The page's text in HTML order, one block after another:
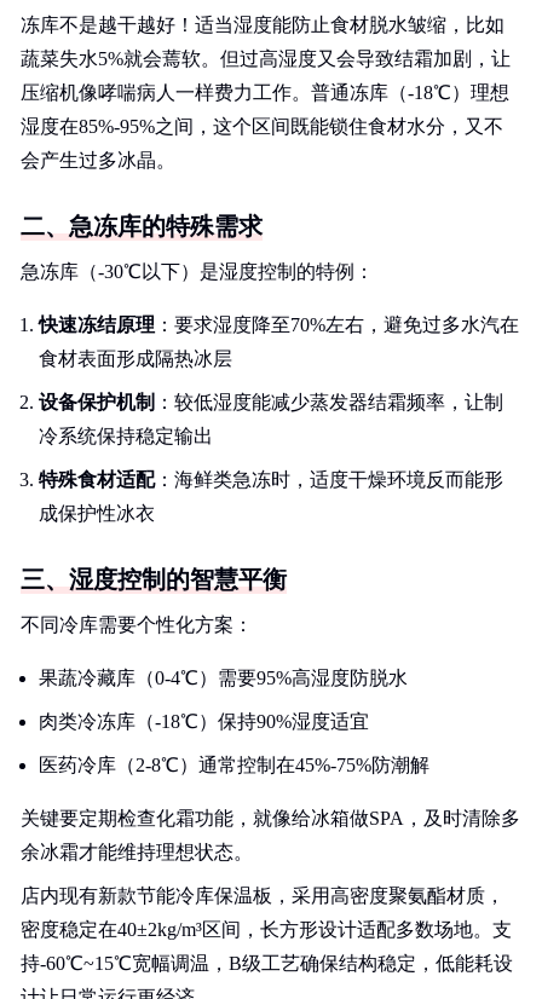
冻库不是越干越好！适当湿度能防止食材脱水皱缩，比如
蔬菜失水5%就会蔫软。但过高湿度又会导致结霜加剧，让
压缩机像哮喘病人一样费力工作。普通冻库（-18℃）理想
湿度在85%-95%之间，这个区间既能锁住食材水分，又不
会产生过多冰晶。
二、急冻库的特殊需求
急冻库（-30℃以下）是湿度控制的特例：
快速冻结原理 ：要求湿度降至70%左右，避免过多水汽在
食材表面形成隔热冰层
设备保护机制 ：较低湿度能减少蒸发器结霜频率，让制
冷系统保持稳定输出
特殊食材适配：海鲜类急冻时，适度干燥环境反而能形
成保护性冰衣
三、湿度控制的智慧平衡
不同冷库需要个性化方案：
果蔬冷藏库（0-4℃）需要95%高湿度防脱水
肉类冷冻库（-18℃）保持90%湿度适宜
医药冷库（2-8℃）通常控制在45%-75%防潮解
关键要定期检查化霜功能，就像给冰箱做SPA，及时清除多
余冰霜才能维持理想状态。
店内现有新款节能冷库保温板，采用高密度聚氨酯材质，
密度稳定在40±2kg/m³区间，长方形设计适配多数场地。支
持-60℃~15℃宽幅调温，B级工艺确保结构稳定，低能耗设